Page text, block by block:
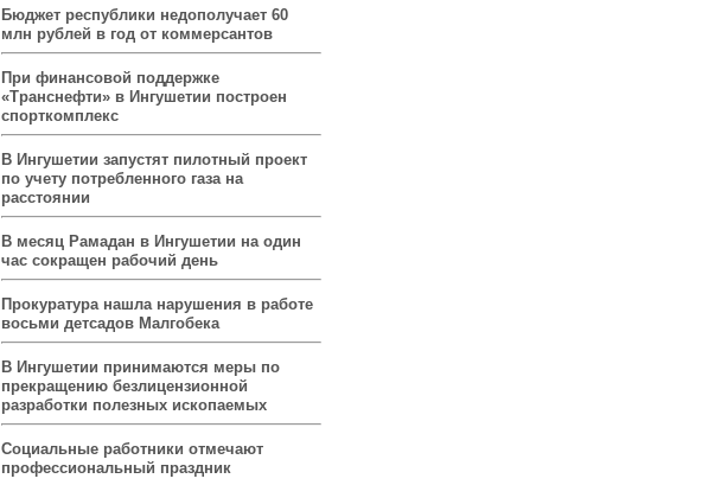
Бюджет республики недополучает 60
млн рублей в год от коммерсантов
При финансовой поддержке
«Транснефти» в Ингушетии построен
спорткомплекс
В Ингушетии запустят пилотный проект
по учету потребленного газа на
расстоянии
В месяц Рамадан в Ингушетии на один
час сокращен рабочий день
Прокуратура нашла нарушения в работе
восьми детсадов Малгобека
В Ингушетии принимаются меры по
прекращению безлицензионной
разработки полезных ископаемых
Социальные работники отмечают
профессиональный праздник